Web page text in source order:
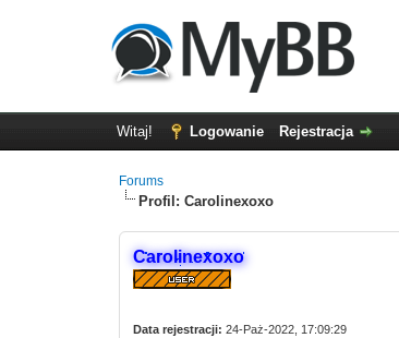
Witaj! Logowanie Rejestracja
Forums
Profil: Carolinexoxo
Carolinexoxo
Data rejestracji: 24-Paż-2022, 17:09:29